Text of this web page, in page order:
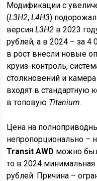
Модификации с
(L3H2,L4H3)
версияL3H2 в 2023
рублей, а в 2024 – за 4
в рост внесли новые
круиз-контроль,
столкновений и
входят в стандартную
в топовую Titanium.
Цена на
непропорционально –
Transit AWD можно
то в 2024 минимальная
рублей. Причина –